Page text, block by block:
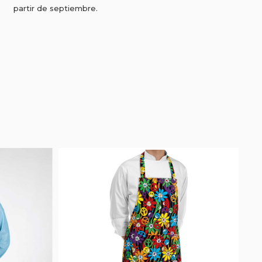
partir de septiembre.